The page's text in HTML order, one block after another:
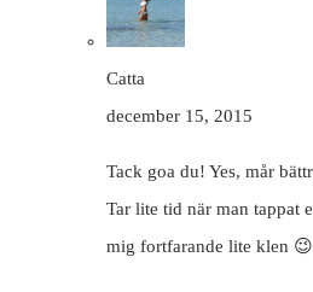
Catta
december 15, 2015
Tack goa du! Yes, mår
Tar lite tid när man tappat
mig fortfarande lite klen 😉